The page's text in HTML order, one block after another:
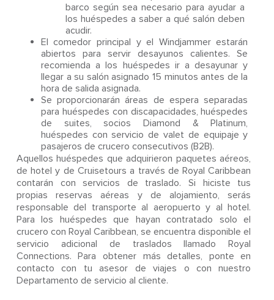
barco según sea necesario para ayudar a
los huéspedes a saber a qué salón deben
acudir.
El comedor principal y el Windjammer estarán
abiertos para servir desayunos calientes. Se
recomienda a los huéspedes ir a desayunar y
llegar a su salón asignado 15 minutos antes de la
hora de salida asignada.
Se proporcionarán áreas de espera separadas
para huéspedes con discapacidades, huéspedes
de suites, socios Diamond & Platinum,
huéspedes con servicio de valet de equipaje y
pasajeros de crucero consecutivos (B2B).
Aquellos huéspedes que adquirieron paquetes aéreos,
de hotel y de Cruisetours a través de Royal Caribbean
contarán con servicios de traslado. Si hiciste tus
propias reservas aéreas y de alojamiento, serás
responsable del transporte al aeropuerto y al hotel.
Para los huéspedes que hayan contratado solo el
crucero con Royal Caribbean, se encuentra disponible el
servicio adicional de traslados llamado Royal
Connections. Para obtener más detalles, ponte en
contacto con tu asesor de viajes o con nuestro
Departamento de servicio al cliente.